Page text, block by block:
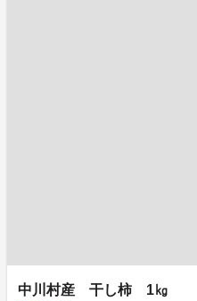
中川村産 干し柿 1㎏